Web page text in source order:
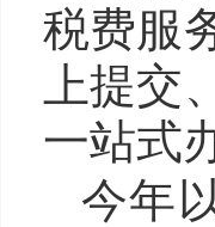
税费服
上提
一站式
今年